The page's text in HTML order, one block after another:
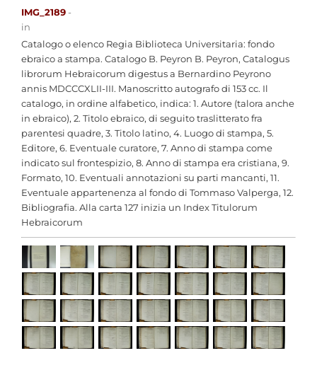
IMG_2189 -
in
Catalogo o elenco Regia Biblioteca Universitaria: fondo
ebraico a stampa. Catalogo B. Peyron B. Peyron, Catalogus
librorum Hebraicorum digestus a Bernardino Peyrono
annis MDCCCXLII-III. Manoscritto autografo di 153 cc. Il
catalogo, in ordine alfabetico, indica: 1. Autore (talora anche
in ebraico), 2. Titolo ebraico, di seguito traslitterato fra
parentesi quadre, 3. Titolo latino, 4. Luogo di stampa, 5.
Editore, 6. Eventuale curatore, 7. Anno di stampa come
indicato sul frontespizio, 8. Anno di stampa era cristiana, 9.
Formato, 10. Eventuali annotazioni su parti mancanti, 11.
Eventuale appartenenza al fondo di Tommaso Valperga, 12.
Bibliografia. Alla carta 127 inizia un Index Titulorum
Hebraicorum